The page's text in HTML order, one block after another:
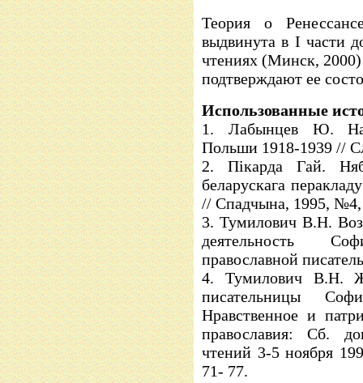
Теория о
выдвинута в I части
чтениях (Минск,
подтверждают ее
Использованные
1. Лабынцев Ю.
Польши 1918-1939 //
2. Пікарда Гай.
беларускага
// Спадчына, 1995, №4,
3. Тумилович В.Н.
деятельность
православной
4. Тумилович В.Н.
писательницы
Нравственное и
православия: Сб.
чтений 3-5 ноября
71- 77.